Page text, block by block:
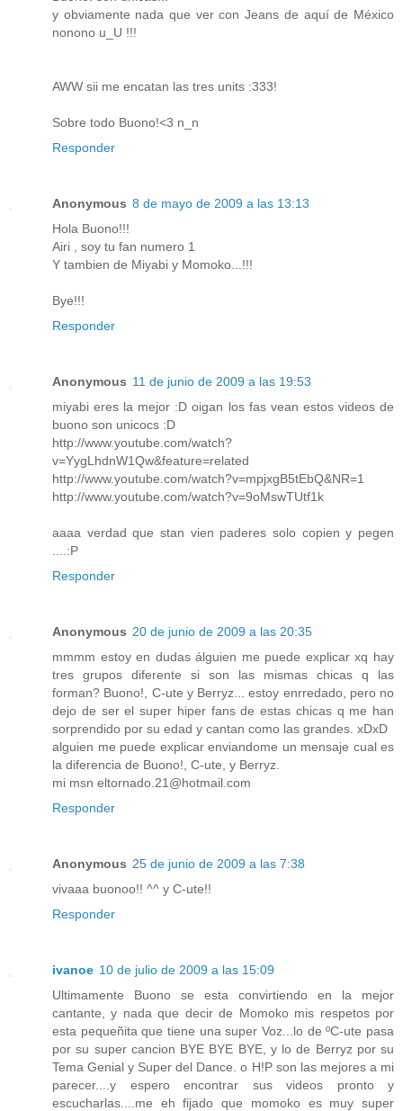
y obviamente nada que ver con Jeans de aquí de México
nonono u_U !!!
AWW sii me encatan las tres units :333!
Sobre todo Buono!<3 n_n
Responder
Anonymous 8 de mayo de 2009 a las 13:13
Hola Buono!!!
Airi , soy tu fan numero 1
Y tambien de Miyabi y Momoko...!!!
Bye!!!
Responder
Anonymous 11 de junio de 2009 a las 19:53
miyabi eres la mejor :D oigan los fas vean estos videos de
buono son unicocs :D
http://www.youtube.com/watch?
v=YygLhdnW1Qw&feature=related
http://www.youtube.com/watch?v=mpjxgB5tEbQ&NR=1
http://www.youtube.com/watch?v=9oMswTUtf1k
aaaa verdad que stan vien paderes solo copien y pegen
....:P
Responder
Anonymous 20 de junio de 2009 a las 20:35
mmmm estoy en dudas álguien me puede explicar xq hay
tres grupos diferente si son las mismas chicas q las
forman? Buono!, C-ute y Berryz... estoy enrredado, pero no
dejo de ser el super hiper fans de estas chicas q me han
sorprendido por su edad y cantan como las grandes. xDxD
alguien me puede explicar enviandome un mensaje cual es
la diferencia de Buono!, C-ute, y Berryz.
mi msn eltornado.21@hotmail.com
Responder
Anonymous 25 de junio de 2009 a las 7:38
vivaaa buonoo!! ^^ y C-ute!!
Responder
ivanoe 10 de julio de 2009 a las 15:09
Ultimamente Buono se esta convirtiendo en la mejor
cantante, y nada que decir de Momoko mis respetos por
esta pequeñita que tiene una super Voz...lo de ºC-ute pasa
por su super cancion BYE BYE BYE, y lo de Berryz por su
Tema Genial y Super del Dance. o H!P son las mejores a mi
parecer....y espero encontrar sus videos pronto y
escucharlas....me eh fijado que momoko es muy super